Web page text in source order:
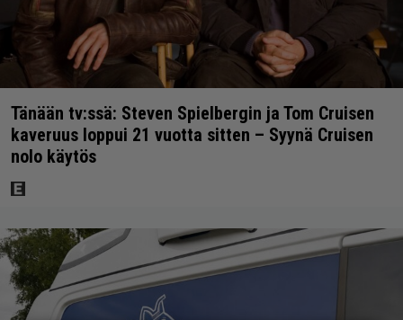
Tänään tv:ssä: Steven Spielbergin ja Tom Cruisen
kaveruus loppui 21 vuotta sitten – Syynä Cruisen
nolo käytös